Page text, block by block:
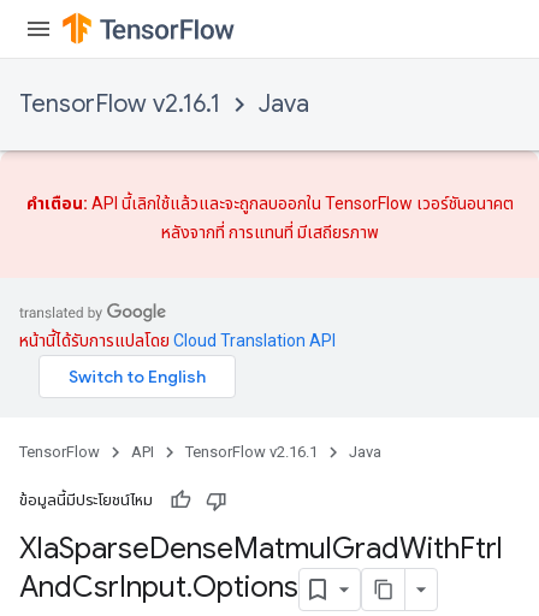
TensorFlow v2.16.1 Java
คำเตือน: API นี้เลิกใช้แล้วและจะถูกลบออกใน TensorFlow เวอร์ชันอนาคต
หลังจากที่ การแทนที่ มีเสถียรภาพ
หน้านี้ได้รับการแปลโดย Cloud Translation API
TensorFlow API TensorFlow v2.16.1 Java
ข้อมูลนี้มีประโยชน์ไหม
XlaSparseDenseMatmulGradWithFtrl
AndCsrInput.Options